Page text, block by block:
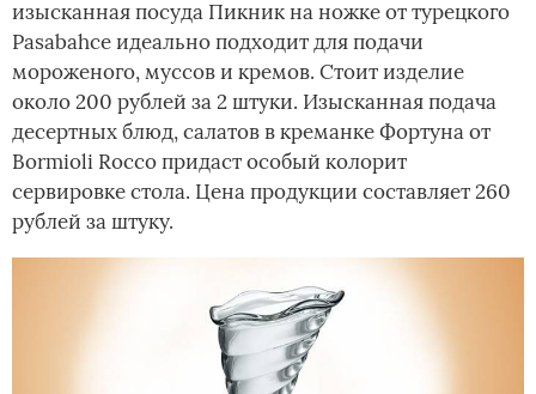
изысканная посуда Пикник на ножке от турецкого
Pasabahce идеально подходит для подачи
мороженого, муссов и кремов. Стоит изделие
около 200 рублей за 2 штуки. Изысканная подача
десертных блюд, салатов в креманке Фортуна от
Bormioli Rocco придаст особый колорит
сервировке стола. Цена продукции составляет 260
рублей за штуку.